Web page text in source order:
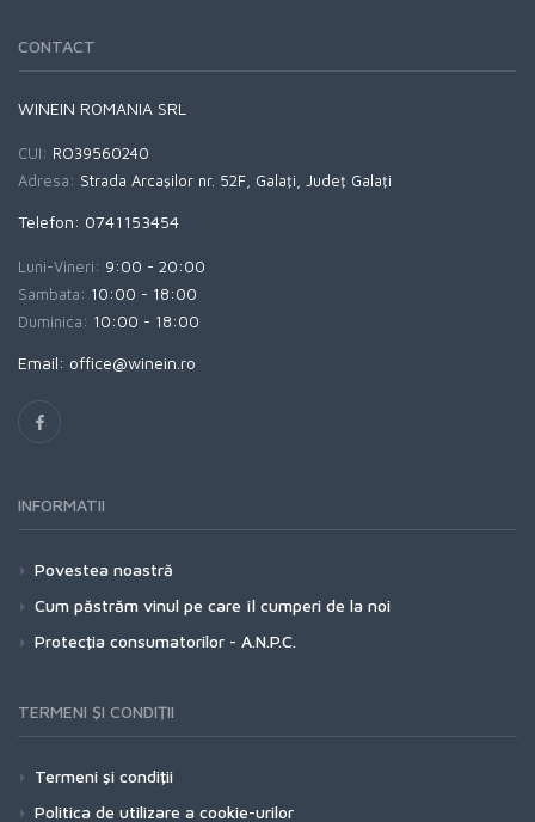
CONTACT
WINEIN ROMANIA SRL
CUI: RO39560240
Adresa: Strada Arcaşilor nr. 52F, Galaţi, Judeţ Galaţi
Telefon: 0741153454
Luni-Vineri: 9:00 - 20:00
Sambata: 10:00 - 18:00
Duminica: 10:00 - 18:00
Email: office@winein.ro
INFORMATII
Povestea noastră
Cum păstrăm vinul pe care îl cumperi de la noi
Protecţia consumatorilor - A.N.P.C.
TERMENI ŞI CONDIŢII
Termeni şi condiţii
Politica de utilizare a cookie-urilor